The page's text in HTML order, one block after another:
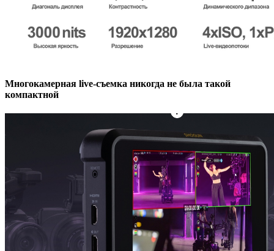
Многокамерная live-съемка никогда не была такой
компактной